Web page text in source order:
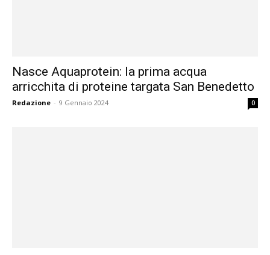
Nasce Aquaprotein: la prima acqua
arricchita di proteine targata San Benedetto
Redazione - 9 Gennaio 2024 0